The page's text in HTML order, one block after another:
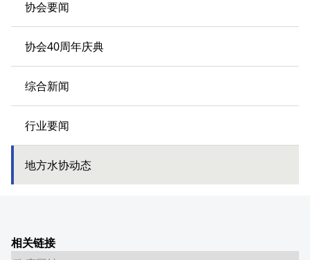
协会要闻
协会40周年庆典
综合新闻
行业要闻
地方水协动态
相关链接